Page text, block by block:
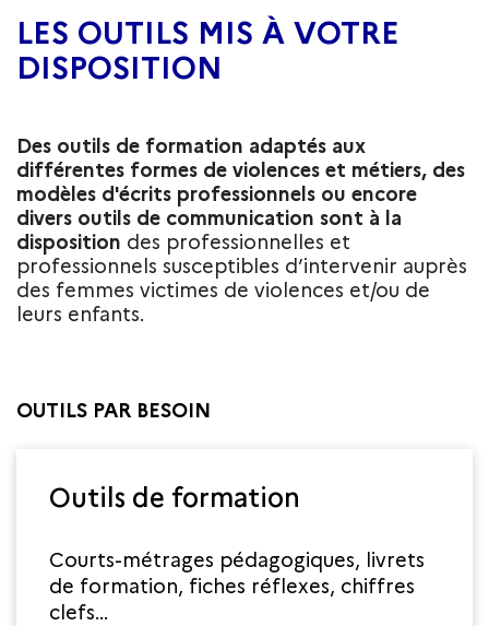
LES OUTILS MIS À VOTRE
DISPOSITION
Des outils de formation adaptés aux
différentes formes de violences et métiers, des
modèles d'écrits professionnels ou encore
divers outils de communication sont à la
disposition des professionnelles et
professionnels susceptibles d’intervenir auprès
des femmes victimes de violences et/ou de
leurs enfants.
OUTILS PAR BESOIN
Outils de formation
Courts-métrages pédagogiques, livrets
de formation, fiches réflexes, chiffres
clefs...